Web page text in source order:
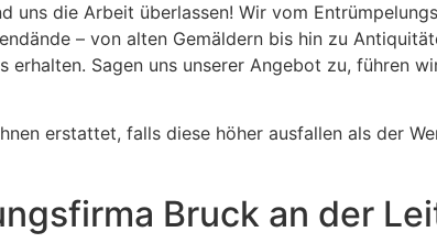
uns die Arbeit überlassen! Wir vom
– von alten Gemäldern bis hin zu
Sagen uns unserer Angebot zu, führen
erstattet, falls diese höher ausfallen als der
Bruck an der